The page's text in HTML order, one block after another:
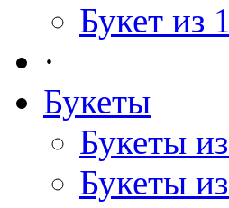
Букет из
·
Букеты
Букеты
Букеты